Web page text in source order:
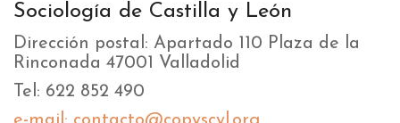
Sociología de Castilla y León
Dirección postal: Apartado 110 Plaza de la
Rinconada 47001 Valladolid
Tel: 622 852 490